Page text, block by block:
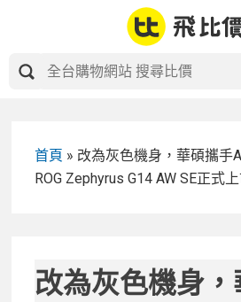
首頁 » 改為灰色機身，華碩攜手
ROG Zephyrus G14 AW SE正式
改為灰色機身